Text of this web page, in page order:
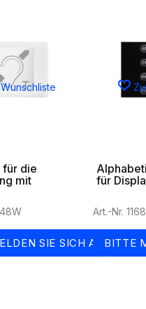
für die
mit
weiß
SIE SICH AN
für
Art.-Nr.
BITTE